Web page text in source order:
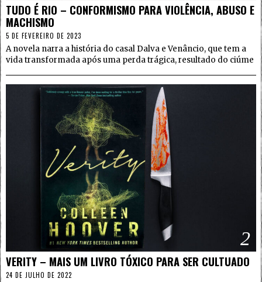
TUDO É RIO – CONFORMISMO PARA VIOLÊNCIA, ABUSO E
MACHISMO
5 DE FEVEREIRO DE 2023
A novela narra a história do casal Dalva e Venâncio, que tem a
vida transformada após uma perda trágica, resultado do ciúme
2
VERITY – MAIS UM LIVRO TÓXICO PARA SER CULTUADO
24 DE JULHO DE 2022